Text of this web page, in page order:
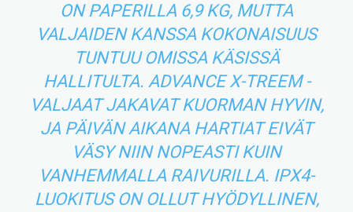
ON PAPERILLA 6,9 KG, MUTTA
VALJAIDEN KANSSA KOKONAISUUS
TUNTUU OMISSA KÄSISSÄ
HALLITULTA. ADVANCE X-TREEM -
VALJAAT JAKAVAT KUORMAN HYVIN,
JA PÄIVÄN AIKANA HARTIAT EIVÄT
VÄSY NIIN NOPEASTI KUIN
VANHEMMALLA RAIVURILLA. IPX4-
LUOKITUS ON OLLUT HYÖDYLLINEN,